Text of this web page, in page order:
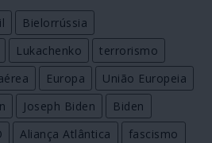
Bielorrússia
Lukachenko
terrorismo
Europa
União Europeia
Joseph Biden
Biden
Aliança Atlântica
fascismo